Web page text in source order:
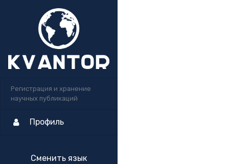
Регистрация и хранение
научных публикаций
Профиль
Сменить язык